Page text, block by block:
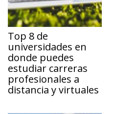
Top 8 de
universidades en
donde puedes
estudiar carreras
profesionales a
distancia y virtuales